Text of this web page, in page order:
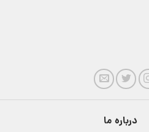
درباره ما